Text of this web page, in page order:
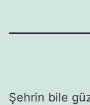
Şehrin bile